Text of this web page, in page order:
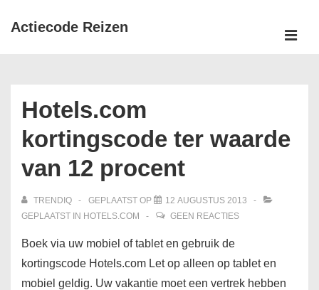
Doorgaan
Actiecode Reizen
Hotels.com
kortingscode ter waarde
van 12 procent
TRENDIQ GEPLAATST OP
12 AUGUSTUS 2013
GEPLAATST IN HOTELS.COM GEEN REACTIES
Boek via uw mobiel of tablet en gebruik de
kortingscode Hotels.com Let op alleen op tablet en
mobiel geldig. Uw vakantie moet een vertrek hebben